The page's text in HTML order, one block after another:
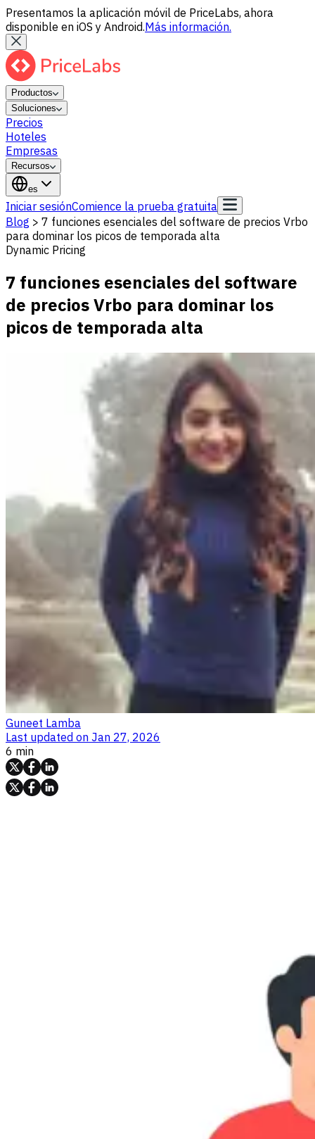
Presentamos la aplicación móvil de PriceLabs, ahora
disponible en iOS y Android.Más información.
Productos
Soluciones
Precios
Hoteles
Empresas
Recursos
es
Iniciar sesiónComience la prueba gratuita
Blog > 7 funciones esenciales del software de precios Vrbo
para dominar los picos de temporada alta
Dynamic Pricing
7 funciones esenciales del software
de precios Vrbo para dominar los
picos de temporada alta
Guneet Lamba
Last updated on Jan 27, 2026
6 min